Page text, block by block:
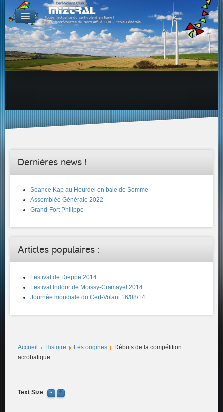
De par le monde
GALERIES
Galerie Photo
Galerie KAP
Galerie Vidéo
Proposer un lien sur votre site Web
Proposer un nouveau lien !
Dernières news !
Séance Kap au Hourdel en baie de Somme
Assemblée Générale 2022
Grand-Fort Philippe
Articles populaires :
Festival de Dieppe 2014
Festival Indoor de Moissy-Cramayel 2014
Journée mondiale du Cerf-Volant 16/08/14
Accueil Histoire Les origines
Débuts de la compétition
acrobatique
Text Size